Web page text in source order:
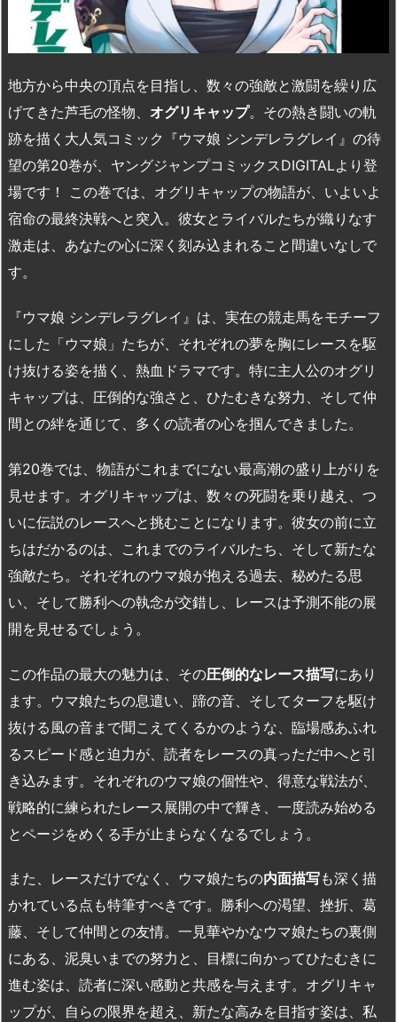
地方から中央の頂点を目指し、数々の強敵と激闘を繰り広
げてきた芦毛の怪物、 オグリキャップ。その熱き闘いの軌
跡を描く大人気コミック『ウマ娘 シンデレラグレイ』の待
望の第20巻が、ヤングジャンプコミックスDIGITALより登
場です！ この巻では、オグリキャップの物語が、いよいよ
宿命の最終決戦へと突入。彼女とライバルたちが織りなす
激走は、あなたの心に深く刻み込まれること間違いなしで
す。
『ウマ娘 シンデレラグレイ』は、実在の競走馬をモチーフ
にした「ウマ娘」たちが、それぞれの夢を胸にレースを駆
け抜ける姿を描く、熱血ドラマです。特に主人公のオグリ
キャップは、圧倒的な強さと、ひたむきな努力、そして仲
間との絆を通じて、多くの読者の心を掴んできました。
第20巻では、物語がこれまでにない最高潮の盛り上がりを
見せます。オグリキャップは、数々の死闘を乗り越え、つ
いに伝説のレースへと挑むことになります。彼女の前に立
ちはだかるのは、これまでのライバルたち、そして新たな
強敵たち。それぞれのウマ娘が抱える過去、秘めたる思
い、そして勝利への執念が交錯し、レースは予測不能の展
開を見せるでしょう。
この作品の最大の魅力は、その圧倒的なレース描写にあり
ます。ウマ娘たちの息遣い、蹄の音、そしてターフを駆け
抜ける風の音まで聞こえてくるかのような、臨場感あふれ
るスピード感と迫力が、読者をレースの真っただ中へと引
き込みます。それぞれのウマ娘の個性や、得意な戦法が、
戦略的に練られたレース展開の中で輝き、一度読み始める
とページをめくる手が止まらなくなるでしょう。
また、レースだけでなく、ウマ娘たちの内面描写も深く描
かれている点も特筆すべきです。勝利への渇望、挫折、葛
藤、そして仲間との友情。一見華やかなウマ娘たちの裏側
にある、泥臭いまでの努力と、目標に向かってひたむきに
進む姿は、読者に深い感動と共感を与えます。オグリキャ
ップが、自らの限界を超え、新たな高みを目指す姿は、私